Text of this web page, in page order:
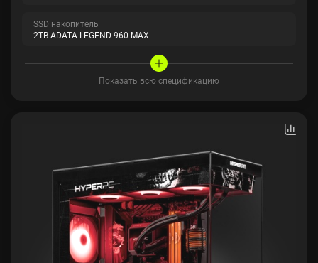
SSD накопитель
2TB ADATA LEGEND 960 MAX
Показать всю спецификацию